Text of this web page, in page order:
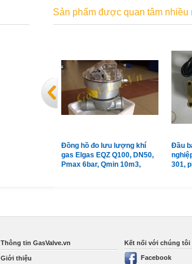
Sản phẩm được quan tâm nhiều
Đồng hồ đo lưu lượng khí
gas Elgas EQZ Q100, DN50,
Pmax 6bar, Qmin 10m3,
Đầu
301,
Thông tin GasValve.vn
Giới thiệu
Kết nối với chúng tôi
Facebook